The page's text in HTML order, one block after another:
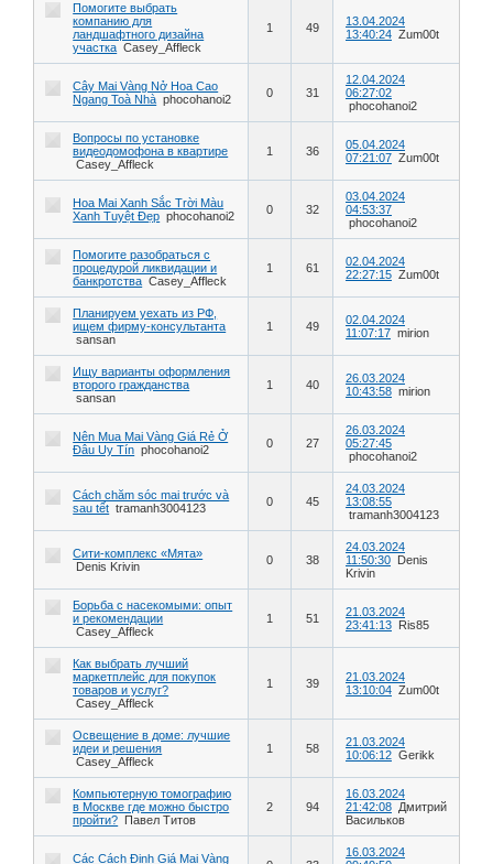
Помогите выбрать
компанию для
ландшафтного дизайна
участка Casey_Affleck
1 49
13.04.2024
13:40:24 Zum00t
Cây Mai Vàng Nở Hoa Cao
Ngang Toà Nhà phocohanoi2 0 31
12.04.2024
06:27:02
phocohanoi2
Вопросы по установке
видеодомофона в квартире
Casey_Affleck
1 36
05.04.2024
07:21:07 Zum00t
Hoa Mai Xanh Sắc Trời Màu
Xanh Tuyệt Đẹp phocohanoi2 0 32
03.04.2024
04:53:37
phocohanoi2
Помогите разобраться с
процедурой ликвидации и
банкротства Casey_Affleck
1 61
02.04.2024
22:27:15 Zum00t
Планируем уехать из РФ,
ищем фирму-консультанта
sansan
1 49
02.04.2024
11:07:17 mirion
Ищу варианты оформления
второго гражданства
sansan
1 40
26.03.2024
10:43:58 mirion
Nên Mua Mai Vàng Giá Rẻ Ở
Đâu Uy Tín phocohanoi2 0 27
26.03.2024
05:27:45
phocohanoi2
Cách chăm sóc mai trước và
sau tết tramanh3004123 0 45
24.03.2024
13:08:55
tramanh3004123
Сити-комплекс «Мята»
Denis Krivin
0 38
24.03.2024
11:50:30
Denis
Krivin
Борьба с насекомыми: опыт
и рекомендации
Casey_Affleck
1 51
21.03.2024
23:41:13
Ris85
Как выбрать лучший
маркетплейс для покупок
товаров и услуг?
Casey_Affleck
1 39
21.03.2024
13:10:04 Zum00t
Освещение в доме: лучшие
идеи и решения
Casey_Affleck
1 58
21.03.2024
10:06:12 Gerikk
Компьютерную томографию
в Москве где можно быстро
пройти?
Павел Титов
2 94
16.03.2024
21:42:08 Дмитрий
Васильков
Các Cách Định Giá Mai Vàng
16.03.2024